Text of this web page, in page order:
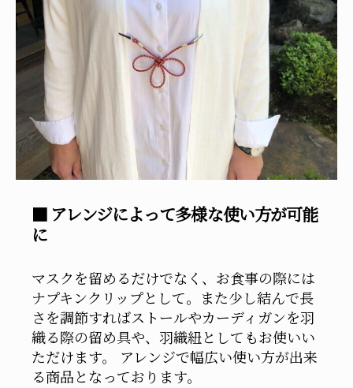
■ アレンジによって多様な使い方が可能
に
マスクを留めるだけでなく、お食事の際には
ナプキンクリップとして。また少し結んで長
さを調節すればストールやカーディガンを羽
織る際の留め具や、羽織紐としてもお使いい
ただけます。 アレンジで幅広い使い方が出来
る商品となっております。